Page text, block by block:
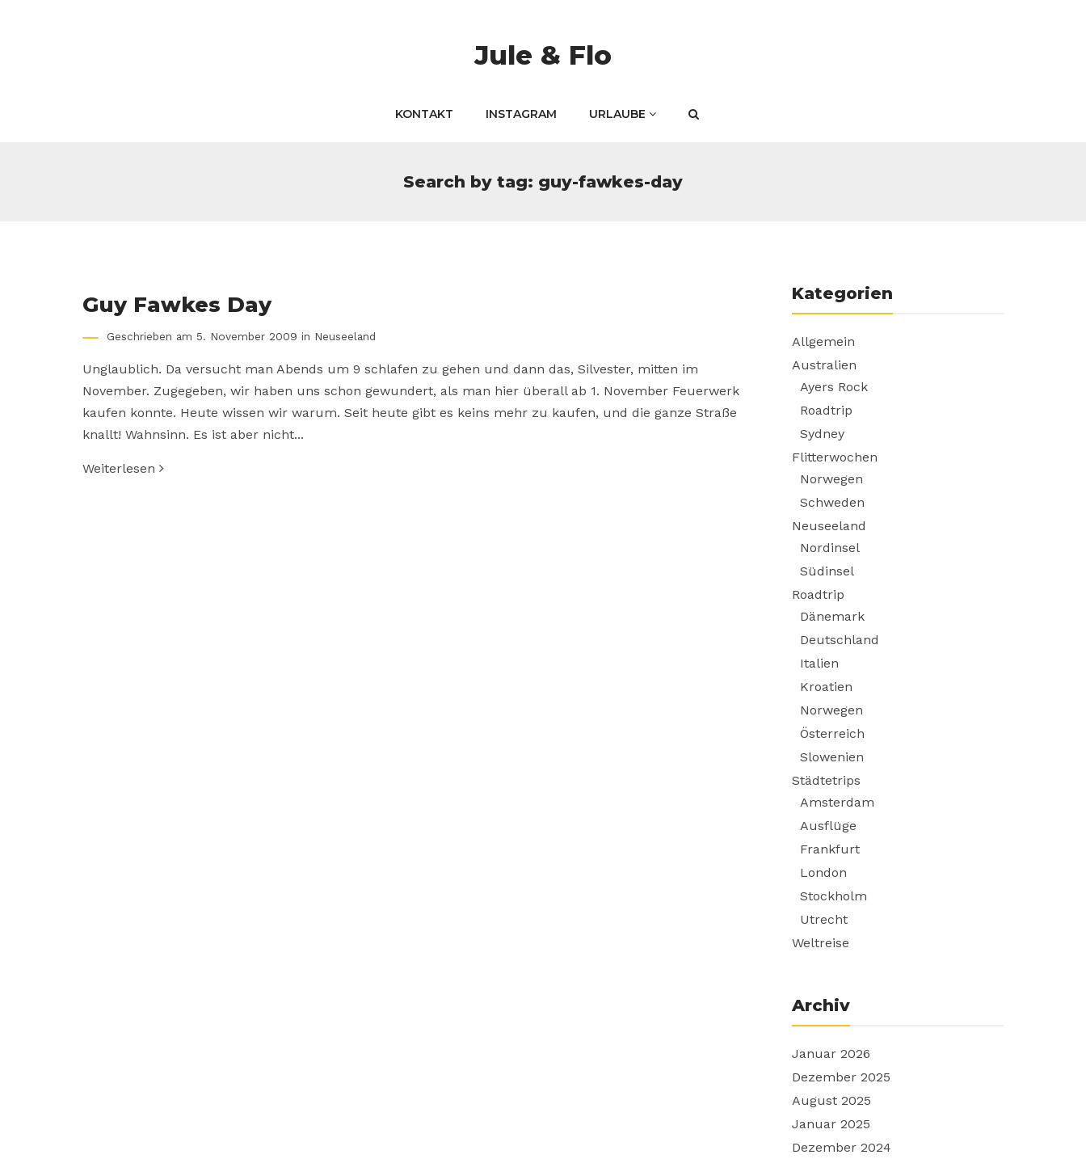
Jule & Flo
KONTAKT INSTAGRAM URLAUBE
Search by tag: guy-fawkes-day
Guy Fawkes Day
Geschrieben am 5. November 2009 in Neuseeland
Unglaublich. Da versucht man Abends um 9 schlafen zu gehen und dann das, Silvester, mitten im
November. Zugegeben, wir haben uns schon gewundert, als man hier überall ab 1. November Feuerwerk
kaufen konnte. Heute wissen wir warum. Seit heute gibt es keins mehr zu kaufen, und die ganze Straße
knallt! Wahnsinn. Es ist aber nicht...
Weiterlesen
Kategorien
Allgemein
Australien
Ayers Rock
Roadtrip
Sydney
Flitterwochen
Norwegen
Schweden
Neuseeland
Nordinsel
Südinsel
Roadtrip
Dänemark
Deutschland
Italien
Kroatien
Norwegen
Österreich
Slowenien
Städtetrips
Amsterdam
Ausflüge
Frankfurt
London
Stockholm
Utrecht
Weltreise
Archiv
Januar 2026
Dezember 2025
August 2025
Januar 2025
Dezember 2024